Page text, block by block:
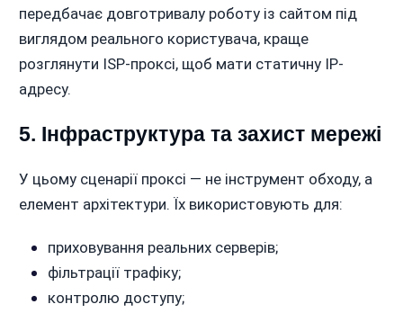
передбачає довготривалу роботу із сайтом під
виглядом реального користувача, краще
розглянути ISP-проксі, щоб мати статичну IP-
адресу.
5. Інфраструктура та захист мережі
У цьому сценарії проксі — не інструмент обходу, а
елемент архітектури. Їх використовують для:
приховування реальних серверів;
фільтрації трафіку;
контролю доступу;